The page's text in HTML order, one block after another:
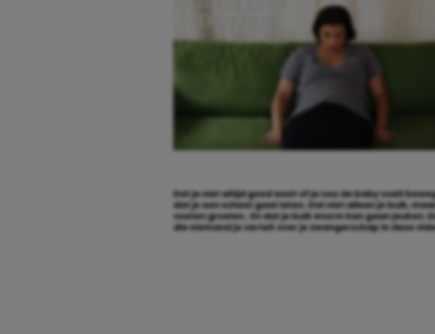
Dat je niet altijd goed weet of je nou de baby voelt
dat je een scheet gaat laten. Dat niet alleen je buik,
voeten groeien.. En dat je buik enorm kan gaan jeuken.
die niemand je vertelt over je zwangerschap in deze